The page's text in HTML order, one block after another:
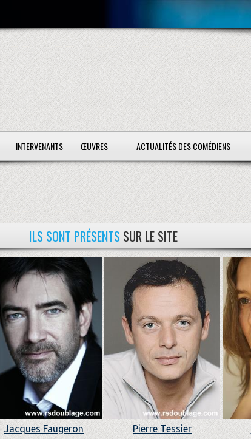
INTERVENANTS ŒUVRES ACTUALITÉS DES COMÉDIENS
ILS SONT PRÉSENTS SUR LE SITE
Jacques Faugeron Pierre Tessier